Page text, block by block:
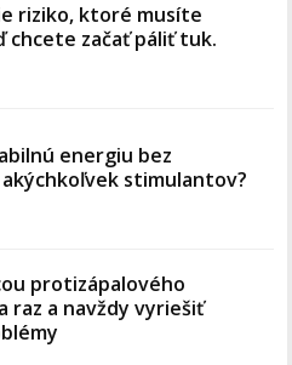
riziko, ktoré musíte
chcete začať páliť tuk.
energiu bez
stimulantov?
protizápalového
raz a navždy vyriešiť